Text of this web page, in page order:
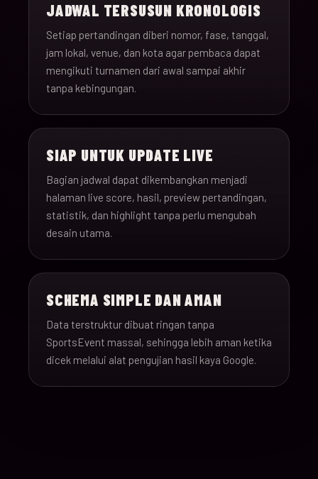
JADWAL TERSUSUN KRONOLOGIS
Setiap pertandingan diberi nomor, fase, tanggal,
jam lokal, venue, dan kota agar pembaca dapat
mengikuti turnamen dari awal sampai akhir
tanpa kebingungan.
SIAP UNTUK UPDATE LIVE
Bagian jadwal dapat dikembangkan menjadi
halaman live score, hasil, preview pertandingan,
statistik, dan highlight tanpa perlu mengubah
desain utama.
SCHEMA SIMPLE DAN AMAN
Data terstruktur dibuat ringan tanpa
SportsEvent massal, sehingga lebih aman ketika
dicek melalui alat pengujian hasil kaya Google.